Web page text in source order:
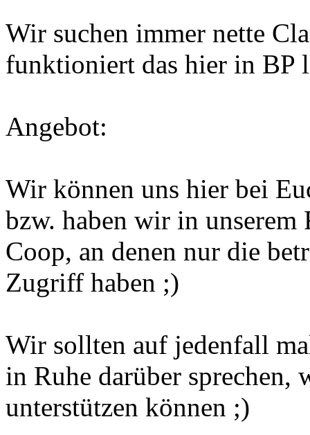
Wir suchen immer nette
funktioniert das hier in BP
Angebot:
Wir können uns hier bei
bzw. haben wir in
Coop, an denen nur die
Zugriff haben ;)
Wir sollten auf jedenfall
in Ruhe darüber sprechen,
unterstützen können ;)